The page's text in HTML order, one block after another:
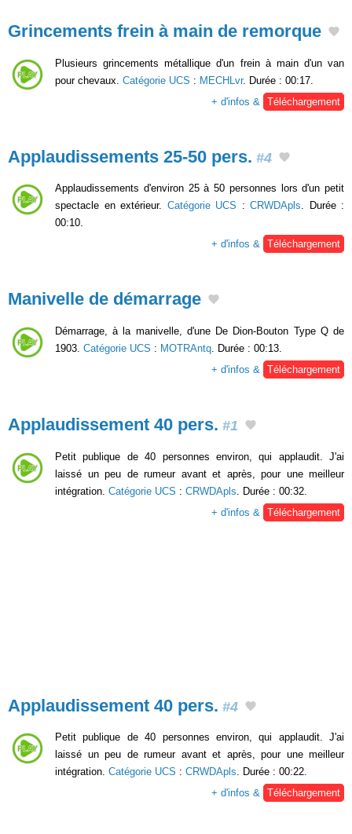
Grincements frein à main de remorque
Plusieurs grincements métallique d'un frein à main d'un van
pour chevaux. Catégorie UCS : MECHLvr. Durée : 00:17.
+ d'infos &
Téléchargement
Applaudissements 25-50 pers. #4
Applaudissements d'environ 25 à 50 personnes lors d'un petit
spectacle en extérieur. Catégorie UCS : CRWDApls. Durée :
00:10.
+ d'infos & Téléchargement
Manivelle de démarrage
Démarrage, à la manivelle, d'une De Dion-Bouton Type Q de
1903. Catégorie UCS : MOTRAntq. Durée : 00:13.
+ d'infos & Téléchargement
Applaudissement 40 pers. #1
Petit publique de 40 personnes environ, qui applaudit. J'ai
laissé un peu de rumeur avant et après, pour une meilleur
intégration. Catégorie UCS : CRWDApls . Durée : 00:32.
+ d'infos &
Téléchargement
Applaudissement 40 pers. #4
Petit publique de 40 personnes environ, qui applaudit. J'ai
laissé un peu de rumeur avant et après, pour une meilleur
intégration. Catégorie UCS : CRWDApls. Durée : 00:22.
+ d'infos & Téléchargement